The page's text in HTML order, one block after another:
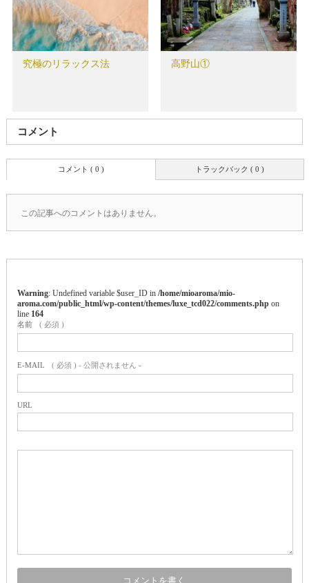
究極のリラックス法 高野山①
コメント
トラックバック ( 0 )
コメント ( 0 )
この記事へのコメントはありません。
Warning : Undefined variable $user_ID in /home/mioaroma/mio-
aroma.com/public_html/wp-content/themes/luxe_tcd022/comments.phpon
line 164
名前 ( 必須 )
E-MAIL ( 必須 ) - 公開されません -
URL